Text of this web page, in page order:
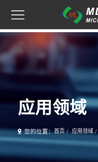
应用领域
您的位置：首页/应用领域/